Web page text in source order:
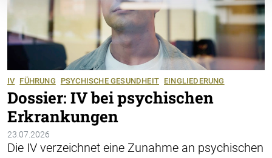
IV FÜHRUNG PSYCHISCHE GESUNDHEIT EINGLIEDERUNG
Dossier: IV bei psychischen
Erkrankungen
23.07.2026
Die IV verzeichnet eine Zunahme an psychischen